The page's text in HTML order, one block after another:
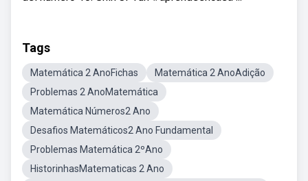
Tags
Matemática 2 AnoFichas
Matemática 2 AnoAdição
Problemas 2 AnoMatemática
Matemática Números2 Ano
Desafios Matemáticos2 Ano Fundamental
Problemas Matemática 2ºAno
HistorinhasMatematicas 2 Ano